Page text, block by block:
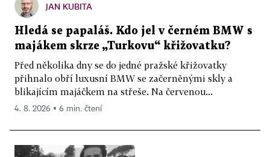
JAN KUBITA
Hledá se papaláš. Kdo jel v černém BMW s
majákem skrze „Turkovu“ křižovatku?
Před několika dny se do jedné pražské křižovatky
přihnalo obří luxusní BMW se začerněnými skly a
blikajícím majáčkem na střeše. Na červenou...
4. 8. 2026 ▪ 6 min. čtení